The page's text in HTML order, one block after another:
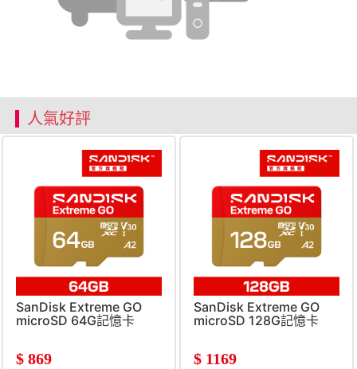
人氣好評
SanDisk Extreme GO
microSD 64G記憶卡
$ 869
SanDisk Extreme GO
microSD 128G記憶卡
$ 1169